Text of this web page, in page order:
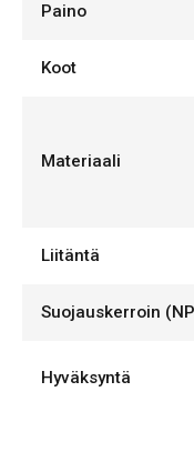
Paino
Koot
Materiaali
Liitäntä
Suojauskerroin
Hyväksyntä